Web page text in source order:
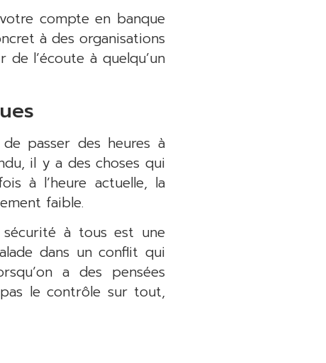
compte en banque
à des organisations
l’écoute à quelqu’un
passer des heures à
il y a des choses qui
à l’heure actuelle, la
faible.
à tous est une
dans un conflit qui
a des pensées
le contrôle sur tout,